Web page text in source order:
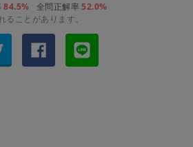
84.5% 全問正解率52.0%
ことがあります。